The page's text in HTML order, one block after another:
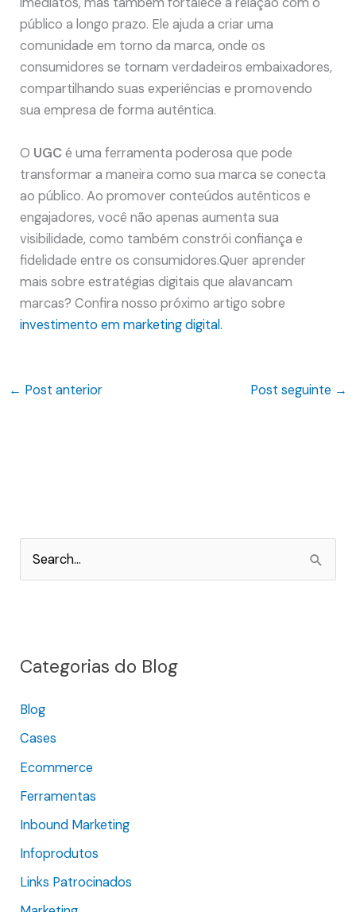
público a longo prazo. Ele ajuda a criar uma
comunidade em torno da marca, onde os
consumidores se tornam verdadeiros embaixadores,
compartilhando suas experiências e promovendo
sua empresa de forma autêntica.
O UGCé uma ferramenta poderosa que pode
transformar a maneira como sua marca se conecta
ao público. Ao promover conteúdos autênticos e
engajadores, você não apenas aumenta sua
visibilidade, como também constrói confiança e
fidelidade entre os consumidores.Quer aprender
mais sobre estratégias digitais que alavancam
marcas? Confira nosso próximo artigo sobre
investimento em marketing digital.
← Post anterior Post seguinte →
u
s
a
r
p
o
Categorias do Blog
Blog
Cases
Ecommerce
Ferramentas
Inbound Marketing
Infoprodutos
Links Patrocinados